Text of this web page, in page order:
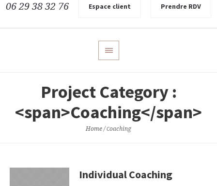
06 29 38 32 76 Espace client Prendre RDV
Project Category :
<span>Сoaching</span>
Home /Сoaching
Individual Coaching